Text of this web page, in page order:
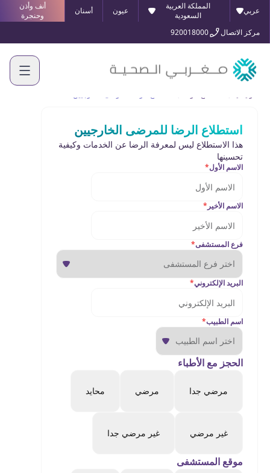
عربي
المملكة العربية
السعودية
عيون أسنان
أنف وأذن
وحنجرة
مركز الاتصال
920018000
استطلاع الرضا للمرضى الخارجيين
هذا الاستطلاع ليس لمعرفة الرضا عن الخدمات وكيفية
تحسينها
الاسم الأول*
الاسم الأخير *
فرع المستشفى*
البريد الإلكتروني*
اسم الطبيب*
الحجز مع الأطباء
مرضي جدا مرضي محايد
غير مرضي غير مرضي جدا
موقع المستشفى